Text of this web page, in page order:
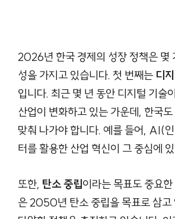
2026년 한국 경제의 성장 정책은 몇
성을 가지고 있습니다. 첫 번째는 디
입니다. 최근 몇 년 동안 디지털 기술
산업이 변화하고 있는 가운데, 한국
맞춰 나가야 합니다. 예를 들어, AI(
터를 활용한 산업 혁신이 그 중심에
또한, 탄소 중립이라는 목표도 중요
은 2050년 탄소 중립을 목표로 삼고